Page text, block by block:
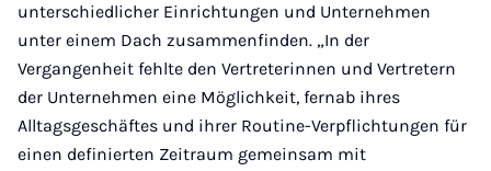
unterschiedlicher Einrichtungen und Unternehmen
unter einem Dach zusammenfinden. „In der
Vergangenheit fehlte den Vertreterinnen und Vertretern
der Unternehmen eine Möglichkeit, fernab ihres
Alltagsgeschäftes und ihrer Routine-Verpflichtungen für
einen definierten Zeitraum gemeinsam mit